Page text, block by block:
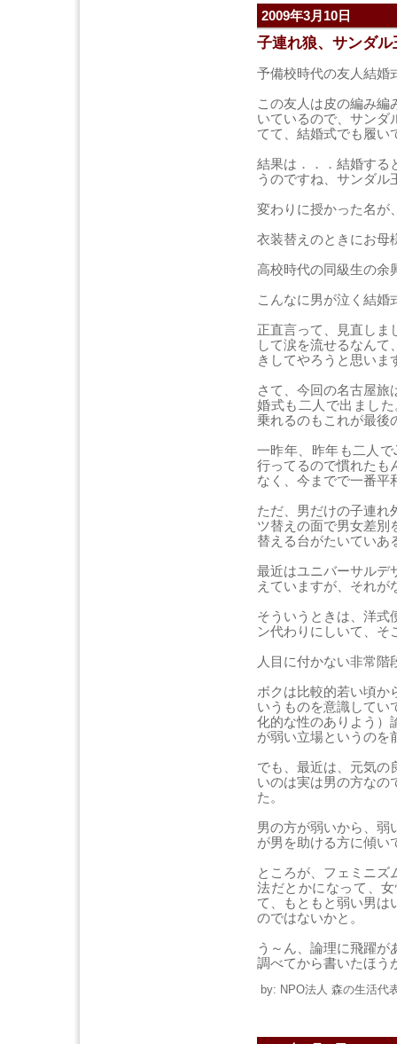
2009年3月10日
子連れ狼、サンダ
予備校時代の友人結婚
この友人は皮の編み編
いているので、サンダ
てて、結婚式でも履い
結果は．．．結婚する
うのですね、サンダル
変わりに授かった名が
衣装替えのときにお母
高校時代の同級生の余
こんなに男が泣く結婚
正直言って、見直しま
して涙を流せるなん
きしてやろうと思いま
さて、今回の名古屋旅
婚式も二人で出まし
乗れるのもこれが最後
一昨年、昨年も二人
行ってるので慣れたも
なく、今までで一番平
ただ、男だけの子連れ
ツ替えの面で男女差別
替える台がたいていあ
最近はユニバーサルデ
えていますが、それが
そういうときは、洋式
ン代わりにしいて、そ
人目に付かない非常
ボクは比較的若い頃か
いうものを意識してい
化的な性のありよう）
が弱い立場というのを
でも、最近は、元気の
いのは実は男の方なの
た。
男の方が弱いから、弱
が男を助ける方に傾い
ところが、フェミニズ
法だとかになって、
て、もともと弱い男は
のではないかと。
う～ん、論理に飛躍
調べてから書いたほう
by: NPO法人 森の生活代